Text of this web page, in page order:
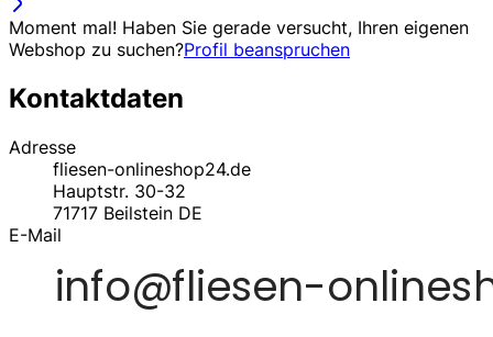
Moment mal! Haben Sie gerade versucht, Ihren eigenen
Webshop zu suchen?Profil beanspruchen
Kontaktdaten
Adresse
fliesen-onlineshop24.de
Hauptstr. 30-32
71717 Beilstein DE
E-Mail